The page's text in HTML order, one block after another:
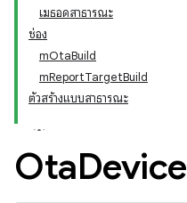
เมธอดสาธารณะ
ช่อง
mOtaBuild
mReportTargetBuild
ตัวสร้างแบบสาธารณะ
OtaDevice